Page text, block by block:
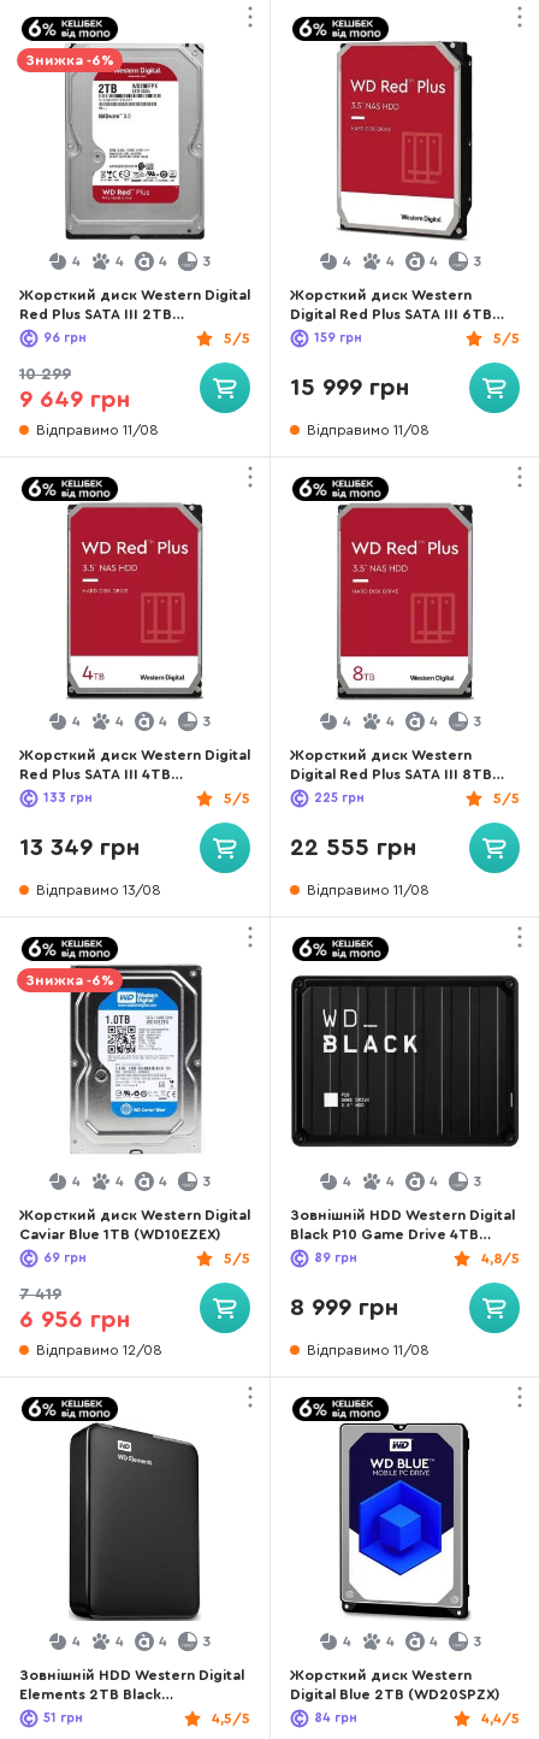
Знижка -6%
4 4 4 3
Жорсткий диск Western Digital
Red Plus SATA III 2TB
(WD20EFPX)
5/5
96 грн
10 299
9 649 грн
Відправимо 11/08
4 4 4 3
Жорсткий диск Western
Digital Red Plus SATA III 6TB
(WD60EFPX)
5/5
159 грн
15 999 грн
Відправимо 11/08
4 4 4 3
Жорсткий диск Western Digital
Red Plus SATA III 4TB
(WD40EFPX)
5/5
133 грн
13 349 грн
Відправимо 13/08
4 4 4 3
Жорсткий диск Western
Digital Red Plus SATA III 8TB
(WD80EFPX)
5/5
225 грн
22 555 грн
Відправимо 11/08
Знижка -6%
4 4 4 3
Жорсткий диск Western Digital
Caviar Blue 1TB (WD10EZEX)
5/5
69 грн
7 419
6 956 грн
Відправимо 12/08
4 4 4 3
Зовнішній HDD Western Digital
Black P10 Game Drive 4TB
(WDBA3A0040BBK-WESN)
4,8/5
89 грн
8 999 грн
Відправимо 11/08
4 4 4 3
Зовнішній HDD Western Digital
Elements 2TB Black
(WDBU6Y0020BBK-WESN)
4,5/5
51 грн
4 4 4 3
Жорсткий диск Western
Digital Blue 2TB (WD20SPZX)
4,4/5
84 грн